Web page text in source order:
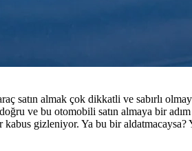
satın almak çok dikkatli ve sabırlı
ve bu otomobili satın almaya bir
gizleniyor. Ya bu bir